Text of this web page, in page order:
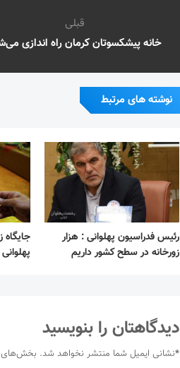
قبلی
خانه پیشکسوتان کرمان راه اندازی
نوشته های مرتبط
رئیس فدراسیون پهلوانی : هزار
زورخانه در سطح کشور داریم
پهلوانی
دیدگاهتان را بنویسید
نشانی ایمیل شما منتشر نخواهد شد. بخش‌های
*